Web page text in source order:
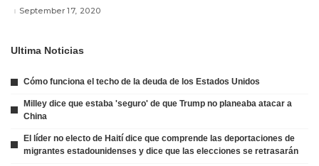
September 17, 2020
Ultima Noticias
Cómo funciona el techo de la deuda de los Estados Unidos
Milley dice que estaba 'seguro' de que Trump no planeaba atacar a
China
El líder no electo de Haití dice que comprende las deportaciones de
migrantes estadounidenses y dice que las elecciones se retrasarán